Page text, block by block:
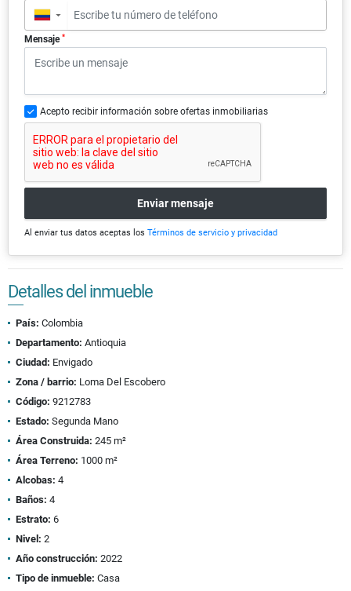
▼
Mensaje *
Acepto recibir información sobre ofertas inmobiliarias
Enviar mensaje
Al enviar tus datos aceptas los Términos de servicio y privacidad
Detalles del inmueble
País: Colombia
Departamento: Antioquia
Ciudad: Envigado
Zona / barrio: Loma Del Escobero
Código: 9212783
Estado: Segunda Mano
Área Construida: 245 m²
Área Terreno: 1000 m²
Alcobas: 4
Baños: 4
Estrato: 6
Nivel: 2
Año construcción: 2022
Tipo de inmueble: Casa